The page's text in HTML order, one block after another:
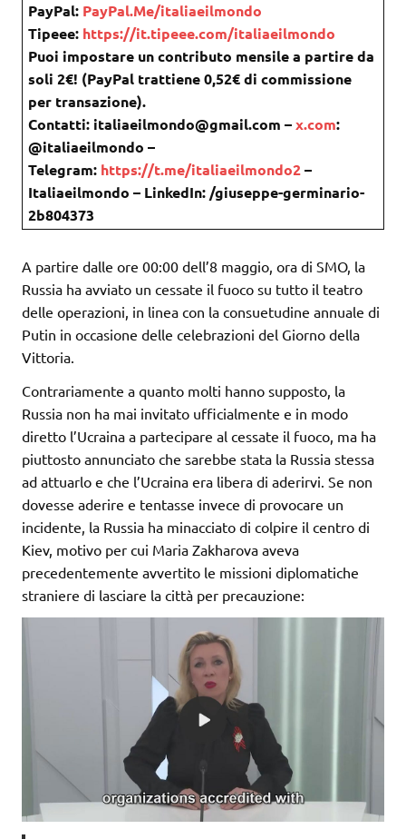
PayPal: PayPal.Me/italiaeilmondo
Tipeee: https://it.tipeee.com/italiaeilmondo
Puoi impostare un contributo mensile a partire da
soli 2€! (PayPal trattiene 0,52€ di commissione
per transazione).
Contatti: italiaeilmondo@gmail.com –x.com:
@italiaeilmondo –
Telegram: https://t.me/italiaeilmondo2–
Italiaeilmondo – LinkedIn: /giuseppe-germinario-
2b804373
A partire dalle ore 00:00 dell’8 maggio, ora di SMO, la
Russia ha avviato un cessate il fuoco su tutto il teatro
delle operazioni, in linea con la consuetudine annuale di
Putin in occasione delle celebrazioni del Giorno della
Vittoria.
Contrariamente a quanto molti hanno supposto, la
Russia non ha mai invitato ufficialmente e in modo
diretto l’Ucraina a partecipare al cessate il fuoco, ma ha
piuttosto annunciato che sarebbe stata la Russia stessa
ad attuarlo e che l’Ucraina era libera di aderirvi. Se non
dovesse aderire e tentasse invece di provocare un
incidente, la Russia ha minacciato di colpire il centro di
Kiev, motivo per cui Maria Zakharova aveva
precedentemente avvertito le missioni diplomatiche
straniere di lasciare la città per precauzione: